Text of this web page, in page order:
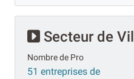
Secteur de
Nombre de Pro
51 entreprises de